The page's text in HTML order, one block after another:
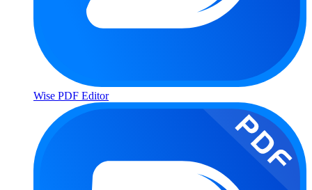
Wise PDF Editor